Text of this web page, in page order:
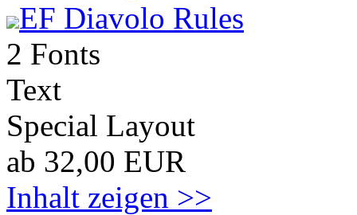
EF Diavolo Rules
2 Fonts
Text
Special Layout
ab 32,00 EUR
Inhalt zeigen >>